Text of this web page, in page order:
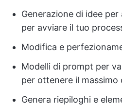
Generazione di idee
per avviare il tuo
Modifica e
Modelli di prompt per
per ottenere il massimo
Genera riepiloghi e